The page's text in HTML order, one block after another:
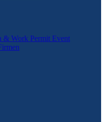
Work Permit Event